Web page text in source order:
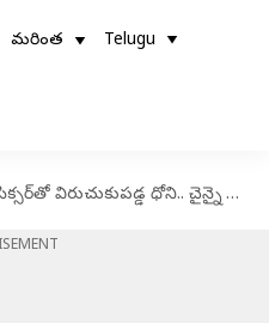
మరింత Telugu
విరుచుకుపడ్డ ధోని.. చైన్నై ఫ్యాన్స్ హ్యాపీ